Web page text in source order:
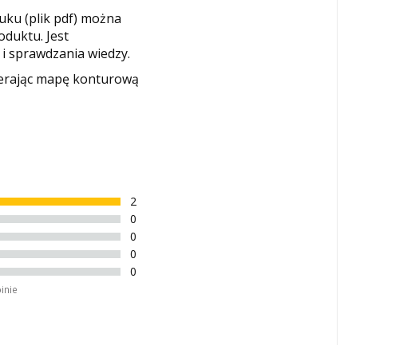
(plik pdf) można
Jest
sprawdzania wiedzy.
mapę konturową
2
0
0
0
0